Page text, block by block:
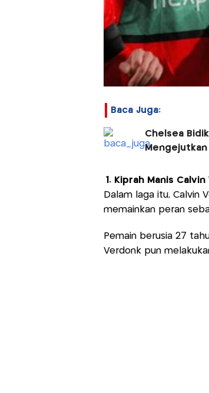
Baca Juga:
Chelsea
Mengejutkan
1. Kiprah Manis
Dalam laga itu, Calvin
memainkan peran
Pemain berusia 27
Verdonk pun